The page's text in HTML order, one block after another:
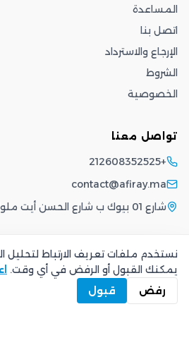
المساعدة
اتصل بنا
الإرجاع والاسترداد
الشروط
الخصوصية
تواصل معنا
+212608352525
contact@afiray.ma
شارع 01 بيوك ب شارع الحسن أيت ملول
2026
Afiray
الشروط·
نستخدم ملفات تعريف الارتباط لتحليل
يمكنك القبول أو الرفض في أي وقت.
رفض
قبول